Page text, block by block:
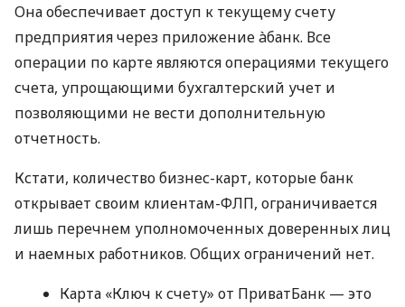
Она обеспечивает доступ к текущему счету
предприятия через приложение àбанк. Все
операции по карте являются операциями текущего
счета, упрощающими бухгалтерский учет и
позволяющими не вести дополнительную
отчетность.
Кстати, количество бизнес-карт, которые банк
открывает своим клиентам-ФЛП, ограничивается
лишь перечнем уполномоченных доверенных лиц
и наемных работников. Общих ограничений нет.
Карта «Ключ к счету» от ПриватБанк — это